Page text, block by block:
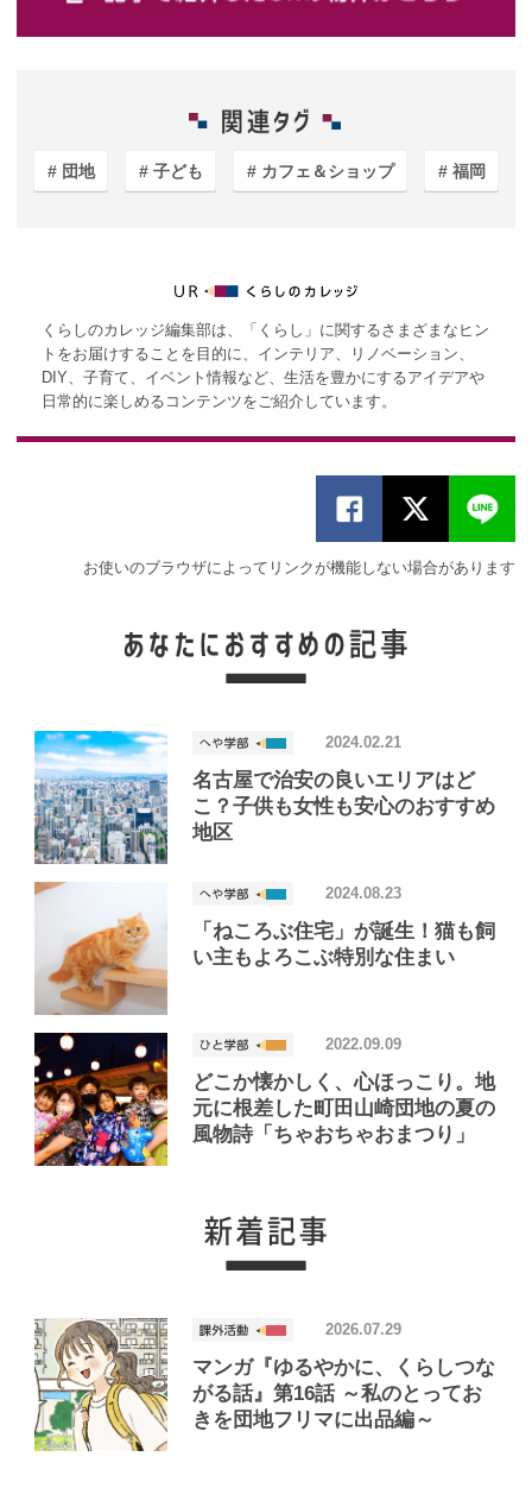
団地 子ども カフェ＆ショップ 福岡
くらしのカレッジ編集部は、「くらし」に関するさまざまなヒン
トをお届けすることを目的に、インテリア、リノベーション、
DIY、子育て、イベント情報など、生活を豊かにするアイデアや
日常的に楽しめるコンテンツをご紹介しています。
お使いのブラウザによってリンクが機能しない場合があります
名古屋で治安の良いエリアはど
こ？子供も女性も安心のおすすめ
地区
2024.02.21
「ねころぶ住宅」が誕生！猫も飼
い主もよろこぶ特別な住まい
2024.08.23
どこか懐かしく、心ほっこり。地
元に根差した町田山崎団地の夏の
風物詩「ちゃおちゃおまつり」
2022.09.09
マンガ『ゆるやかに、くらしつな
がる話』第16話 ～私のとってお
きを団地フリマに出品編～
2026.07.29